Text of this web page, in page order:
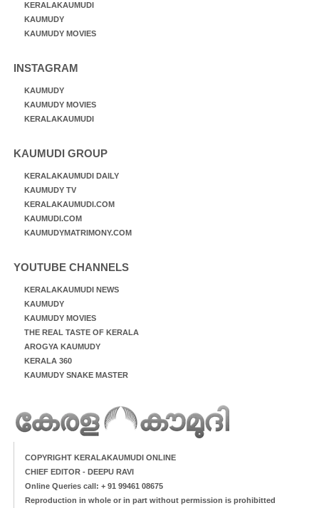
KERALAKAUMUDI
KAUMUDY
KAUMUDY MOVIES
INSTAGRAM
KAUMUDY
KAUMUDY MOVIES
KERALAKAUMUDI
KAUMUDI GROUP
KERALAKAUMUDI DAILY
KAUMUDY TV
KERALAKAUMUDI.COM
KAUMUDI.COM
KAUMUDYMATRIMONY.COM
YOUTUBE CHANNELS
KERALAKAUMUDI NEWS
KAUMUDY
KAUMUDY MOVIES
THE REAL TASTE OF KERALA
AROGYA KAUMUDY
KERALA 360
KAUMUDY SNAKE MASTER
COPYRIGHT KERALAKAUMUDI ONLINE
CHIEF EDITOR - DEEPU RAVI
Online Queries call: + 91 99461 08675
Reproduction in whole or in part without permission is prohibitted